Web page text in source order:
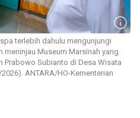
terlebih dahulu mengunjungi
meninjau Museum Marsinah yang
Prabowo Subianto di Desa Wisata
ANTARA/HO-Kementerian